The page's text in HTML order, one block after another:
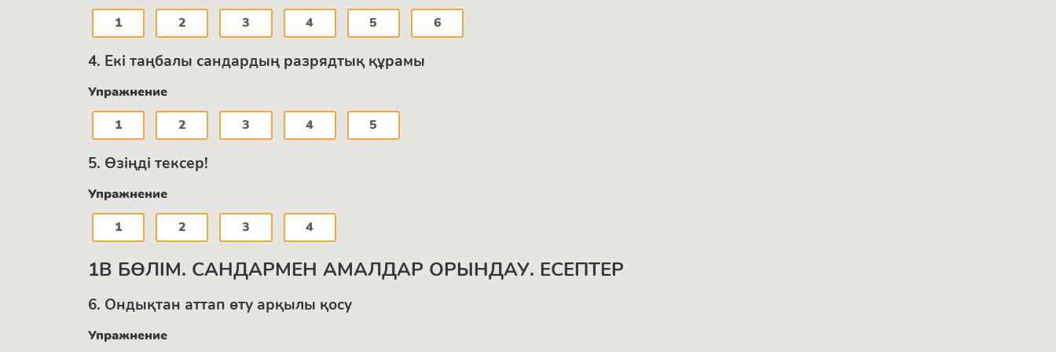
1 2 3 4 5 6
4. Екі таңбалы сандардың разрядтық құрамы
Упражнение
1
2 3 4 5
5. Өзіңді тексер!
Упражнение
1
2 3 4
1В БӨЛІМ. САНДАРМЕН АМАЛДАР ОРЫНДАУ. ЕСЕПТЕР
6. Ондықтан аттап өту арқылы қосу
Упражнение